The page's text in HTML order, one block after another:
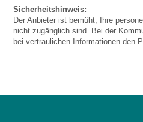
Sicherheitshinweis:
Der Anbieter ist bemüht, Ihre
nicht zugänglich sind. Bei der
bei vertraulichen Informationen den